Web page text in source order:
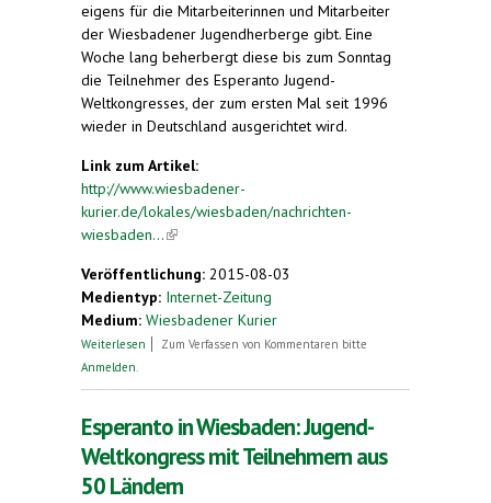
eigens für die Mitarbeiterinnen und Mitarbeiter
der Wiesbadener Jugendherberge gibt. Eine
Woche lang beherbergt diese bis zum Sonntag
die Teilnehmer des Esperanto Jugend-
Weltkongresses, der zum ersten Mal seit 1996
wieder in Deutschland ausgerichtet wird.
Link zum Artikel:
http://www.wiesbadener-
kurier.de/lokales/wiesbaden/nachrichten-
wiesbaden...(link is external)
Veröffentlichung: 2015-08-03
Medientyp: Internet-Zeitung
Medium: Wiesbadener Kurier
Weiterlesen über Esperanto-Weltkongress in Wiesbaden:
Zum Verfassen von Kommentaren bitte
Anmelden.
Esperanto in Wiesbaden: Jugend-
Weltkongress mit Teilnehmern aus
50 Ländern